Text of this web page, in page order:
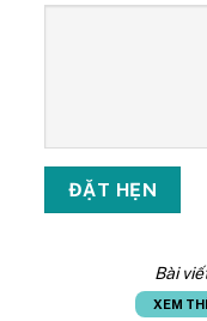
Bài
XEM